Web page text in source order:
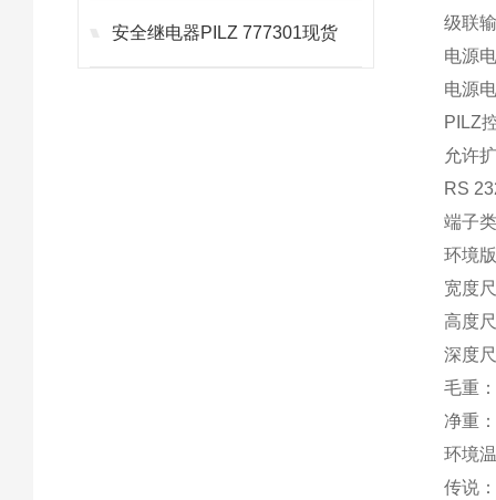
安全继电器PILZ 777301现货
级联
电源
电源
PILZ
允许
RS
端子
环境
宽度
高度
深度
毛重
净重
环境
传说